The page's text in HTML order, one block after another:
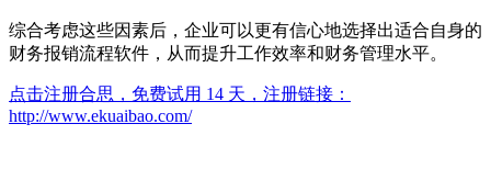
综合考虑这些因素后，企业可以更有信心地选择出适合自身的
财务报销流程软件，从而提升工作效率和财务管理水平。
点击注册合思，免费试用 14 天，注册链接：
http://www.ekuaibao.com/